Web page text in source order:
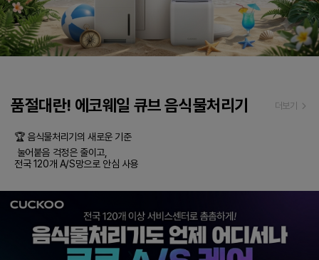
품절대란! 에코웨일 큐브 음식물처리기 더보기
🏆 음식물처리기의 새로운 기준
전국 120개 A/S망으로 안심 사용